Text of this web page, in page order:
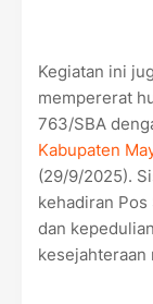
Kegiatan ini
mempererat
763/SBA
Kabupaten
(29/9/2025).
kehadiran
dan
kesejahteraan